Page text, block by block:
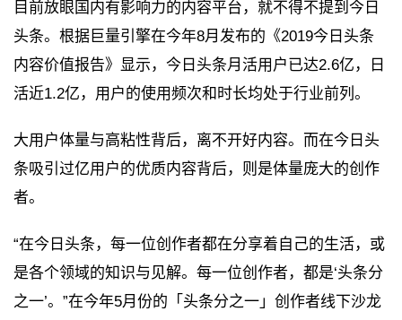
目前放眼国内有影响力的内容平台，就不得不提到今日
头条。根据巨量引擎在今年8月发布的《2019今日头条
内容价值报告》显示，今日头条月活用户已达2.6亿，日
活近1.2亿，用户的使用频次和时长均处于行业前列。
大用户体量与高粘性背后，离不开好内容。而在今日头
条吸引过亿用户的优质内容背后，则是体量庞大的创作
者。
“在今日头条，每一位创作者都在分享着自己的生活，或
是各个领域的知识与见解。每一位创作者，都是‘头条分
之一’。”在今年5月份的「头条分之一」创作者线下沙龙